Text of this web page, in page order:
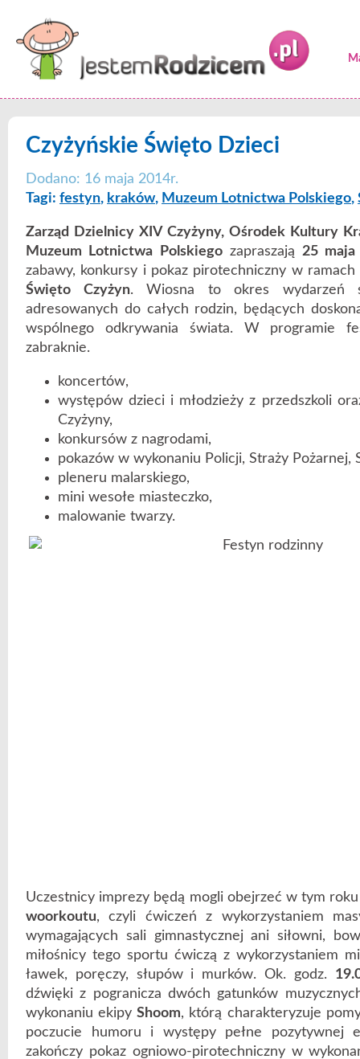
Czyżyńskie Święto Dzieci
Dodano: 16 maja 2014r.
Tagi: festyn, kraków, Muzeum Lotnictwa Polskiego,
Zarząd Dzielnicy XIV Czyżyny, Ośrodek Kultury
Muzeum Lotnictwa Polskiegozapraszają 25 maja
zabawy, konkursy i pokaz pirotechniczny w
Święto Czyżyn. Wiosna to okres wydarzeń
adresowanych do całych rodzin, będących
wspólnego odkrywania świata. W programie
zabraknie.
koncertów,
występów dzieci i młodzieży z przedszkoli
Czyżyny,
konkursów z nagrodami,
pokazów w wykonaniu Policji, Straży Pożarnej,
pleneru malarskiego,
mini wesołe miasteczko,
malowanie twarzy.
Uczestnicy imprezy będą mogli obejrzeć w tym
woorkoutu, czyli ćwiczeń z wykorzystaniem
wymagających sali gimnastycznej ani siłowni,
miłośnicy tego sportu ćwiczą z wykorzystaniem
ławek, poręczy, słupów i murków. Ok. godz.
dźwięki z pogranicza dwóch gatunków
wykonaniu ekipyShoom, którą charakteryzuje
poczucie humoru i występy pełne pozytywnej
zakończy pokaz ogniowo-pirotechniczny w